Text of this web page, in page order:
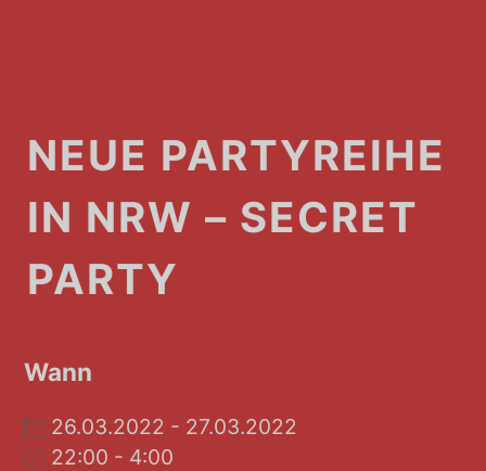
NEUE PARTYREIHE
IN NRW – SECRET
PARTY
Wann
26.03.2022 - 27.03.2022
22:00 - 4:00